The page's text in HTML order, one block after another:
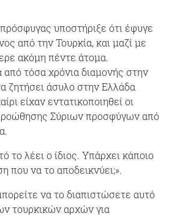
υποστήριξε ότι έφυγε
από την Τουρκία, και μαζί με
ακόμη πέντε άτομα.
από τόσα χρόνια διαμονής στην
ζητήσει άσυλο στην Ελλάδα
είχαν εντατικοποιηθεί οι
Σύριων προσφύγων από
το λέει ο ίδιος. Υπάρχει κάποιο
που να το αποδεικνύει;».
να το διαπιστώσετε αυτό
τουρκικών αρχών για